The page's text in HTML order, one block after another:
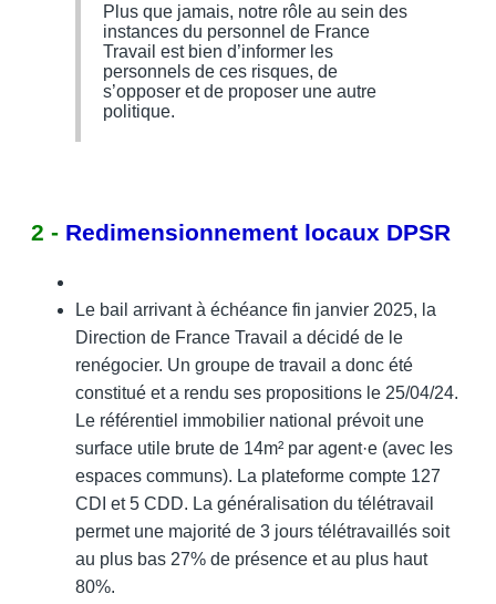
Plus que jamais, notre rôle au sein des
instances du personnel de France
Travail est bien d’informer les
personnels de ces risques, de
s’opposer et de proposer une autre
politique.
2 - Redimensionnement locaux DPSR
Le bail arrivant à échéance fin janvier 2025, la
Direction de France Travail a décidé de le
renégocier. Un groupe de travail a donc été
constitué et a rendu ses propositions le 25/04/24.
Le référentiel immobilier national prévoit une
surface utile brute de 14m² par agent·e (avec les
espaces communs). La plateforme compte 127
CDI et 5 CDD. La généralisation du télétravail
permet une majorité de 3 jours télétravaillés soit
au plus bas 27% de présence et au plus haut
80%.